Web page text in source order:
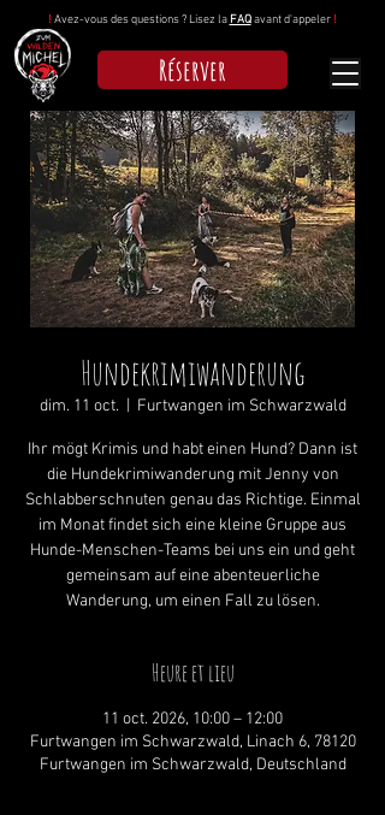
! Avez-vous des questions ? Lisez la FAQavant d'appeler !
Réserver
Hundekrimiwanderung
dim. 11 oct. Furtwangen im Schwarzwald
Ihr mögt Krimis und habt einen Hund? Dann ist
die Hundekrimiwanderung mit Jenny von
Schlabberschnuten genau das Richtige. Einmal
im Monat findet sich eine kleine Gruppe aus
Hunde-Menschen-Teams bei uns ein und geht
gemeinsam auf eine abenteuerliche
Wanderung, um einen Fall zu lösen.
Heure et lieu
11 oct. 2026, 10:00 – 12:00
Furtwangen im Schwarzwald, Linach 6, 78120
Furtwangen im Schwarzwald, Deutschland